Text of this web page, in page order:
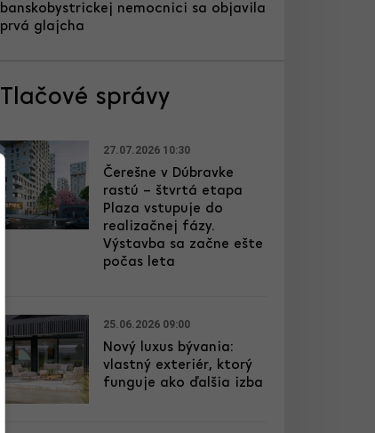
banskobystrickej nemocnici sa objavila
prvá glajcha
Tlačové správy
27.07.2026 10:30
Čerešne v Dúbravke
rastú – štvrtá etapa
Plaza vstupuje do
realizačnej fázy.
Výstavba sa začne ešte
počas leta
25.06.2026 09:00
Nový luxus bývania:
vlastný exteriér, ktorý
funguje ako ďalšia izba